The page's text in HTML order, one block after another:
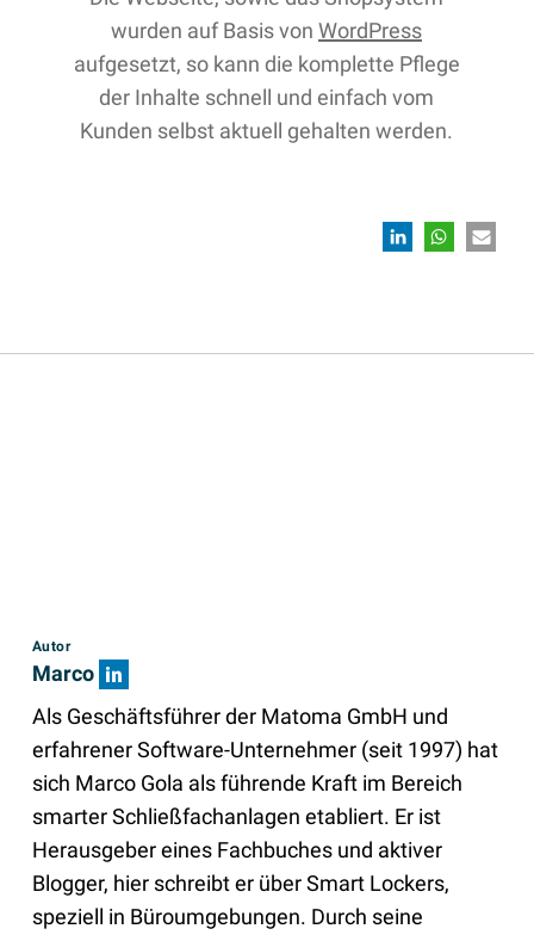
wurden auf Basis vonWordPress
aufgesetzt, so kann die komplette Pflege
der Inhalte schnell und einfach vom
Kunden selbst aktuell gehalten werden.
Autor
Marco
Als Geschäftsführer der Matoma GmbH und
erfahrener Software-Unternehmer (seit 1997) hat
sich Marco Gola als führende Kraft im Bereich
smarter Schließfachanlagen etabliert. Er ist
Herausgeber eines Fachbuches und aktiver
Blogger, hier schreibt er über Smart Lockers,
speziell in Büroumgebungen. Durch seine